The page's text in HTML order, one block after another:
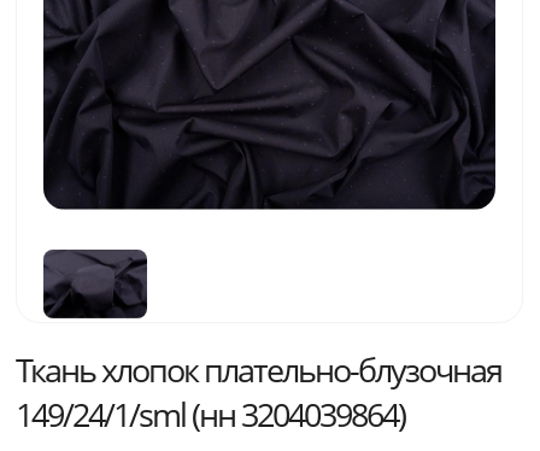
Ткань хлопок плательно-блузочная
149/24/1/sml (нн 3204039864)